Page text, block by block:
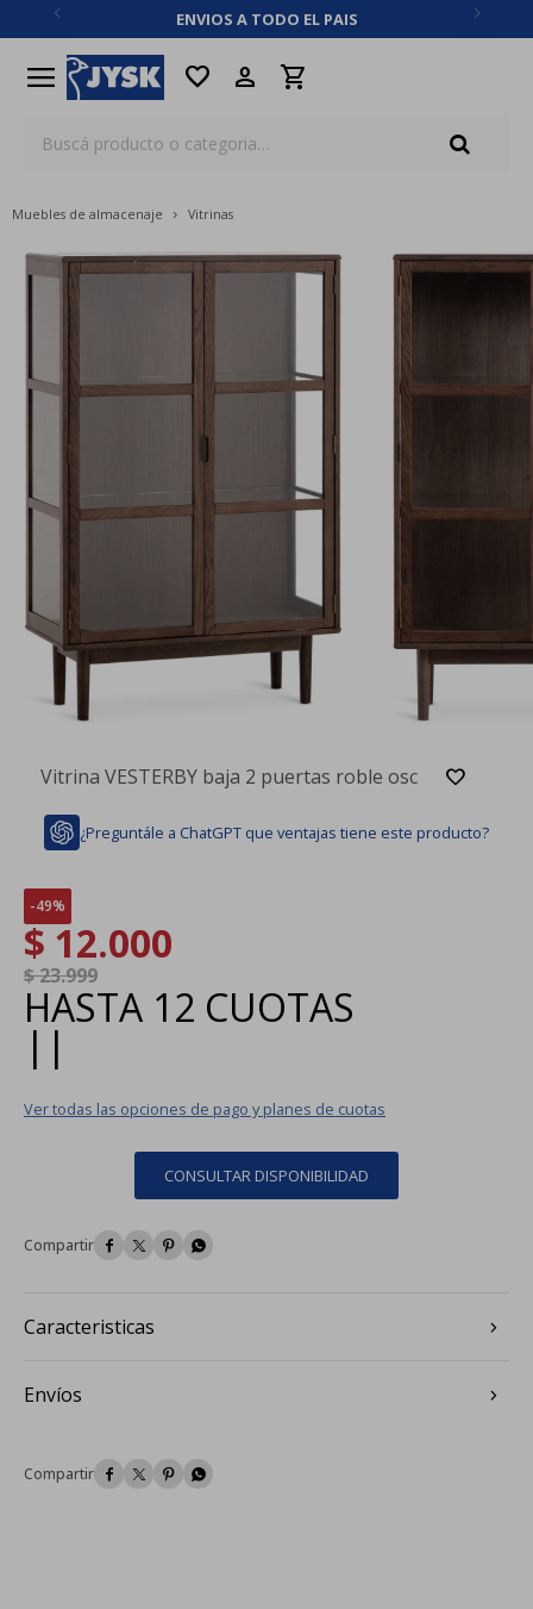
ENVIOS A TODO EL PAIS
menu favorite
Muebles de almacenaje Vitrinas
Vitrina VESTERBY baja 2 puertas roble osc
¿Preguntále a ChatGPT que ventajas tiene este producto?
49
$ 12.000
$23.999
HASTA 12 CUOTAS
| |
Ver todas las opciones de pago y planes de cuotas
CONSULTAR DISPONIBILIDAD
   
Caracteristicas
Envíos
   
close